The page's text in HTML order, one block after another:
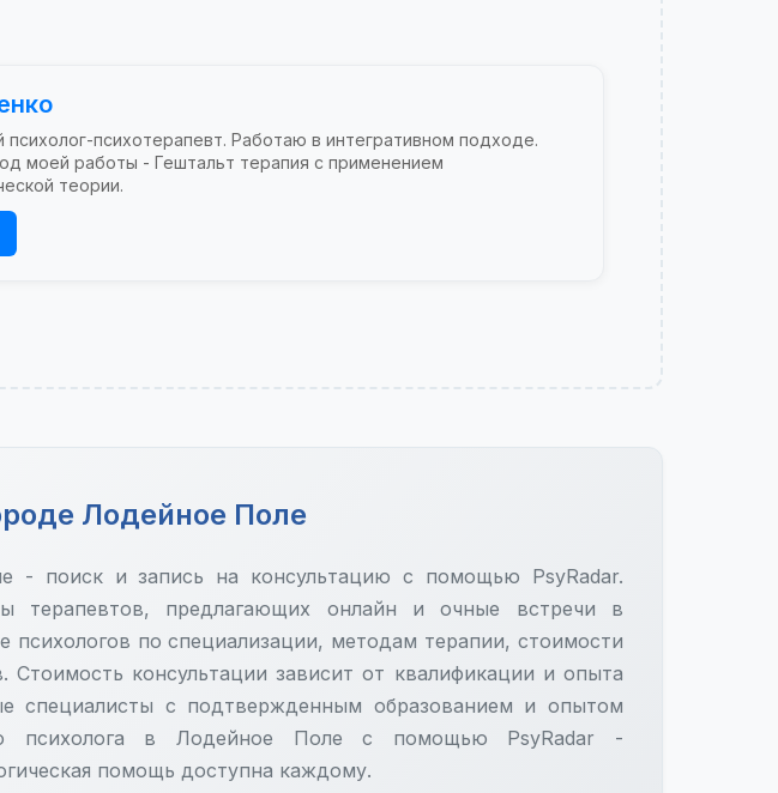
психотерапевт. Работаю в интегративном подходе.
моей работы - Гештальт терапия с применением
теории.
Лодейное Поле
- поиск и запись на консультацию с помощью PsyRadar.
терапевтов, предлагающих онлайн и очные встречи в
психологов по специализации, методам терапии, стоимости
Стоимость консультации зависит от квалификации и опыта
специалисты с подтвержденным образованием и опытом
психолога в Лодейное Поле с помощью PsyRadar -
помощь доступна каждому.